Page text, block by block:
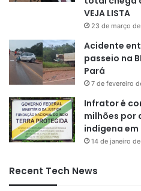
VEJA LISTA
23 de março
Acidente
passeio na
Pará
7 de fevereiro
Infrator é
milhões por
indígena em
14 de janeiro
Recent Tech News